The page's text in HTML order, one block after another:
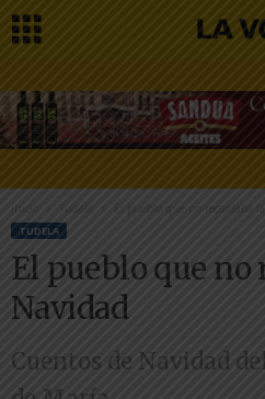
Inicio Tudela El pueblo que no recordaba la
TUDELA
El pueblo que no
Navidad
Cuentos de Navidad